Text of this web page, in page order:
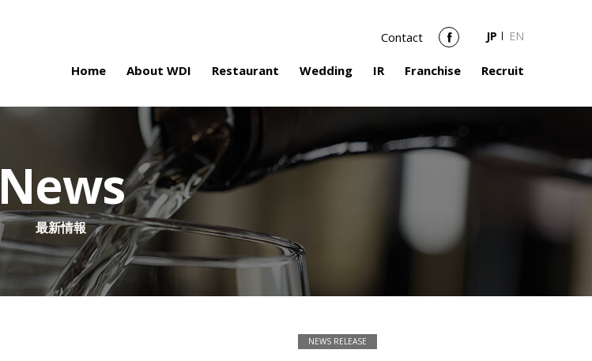
Home About WDI Restaurant Wedding IR Franchise Recruit
Contact Facebook
JP EN
News
最新情報
NEWS RELEASE